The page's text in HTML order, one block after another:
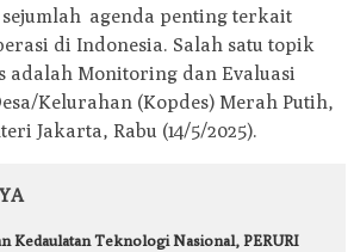
sejumlah agenda penting terkait
di Indonesia. Salah satu topik
adalah Monitoring dan Evaluasi
Kelurahan (Kopdes) Merah Putih,
Jakarta, Rabu (14/5/2025).
Kedaulatan Teknologi Nasional, PERURI